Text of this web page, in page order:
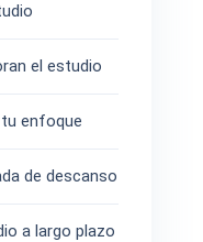
el estudio
enfoque
de descanso
a largo plazo